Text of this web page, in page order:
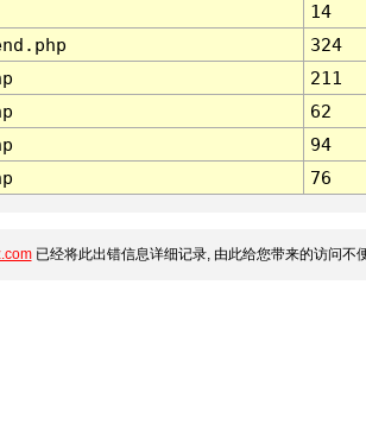
14
324
211
62
94
76
已经将此出错信息详细记录, 由此给您带来的访问不